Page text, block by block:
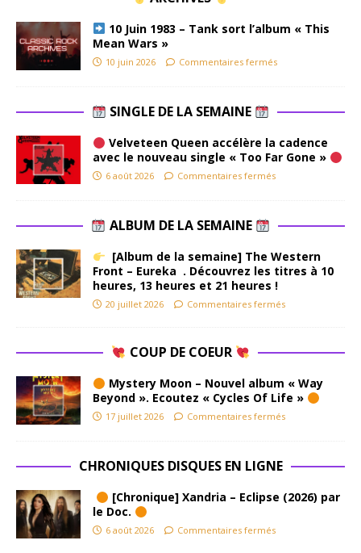
10 Juin 1983 – Tank sort l’album « This
Mean Wars »
10 juin 2026 Commentaires fermés
SINGLE DE LA SEMAINE
Velveteen Queen accélère la cadence
avec le nouveau single « Too Far Gone »
6 août 2026 Commentaires fermés
ALBUM DE LA SEMAINE
[Album de la semaine] The Western
Front – Eureka . Découvrez les titres à 10
heures, 13 heures et 21 heures !
20 juillet 2026 Commentaires fermés
COUP DE COEUR
Mystery Moon – Nouvel album « Way
Beyond ». Ecoutez « Cycles Of Life »
17 juillet 2026 Commentaires fermés
CHRONIQUES DISQUES EN LIGNE
[Chronique] Xandria – Eclipse (2026) par
le Doc.
6 août 2026 Commentaires fermés